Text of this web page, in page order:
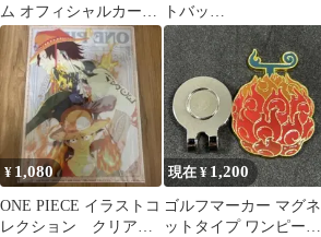
ム オフィシャルカード
スリーブ サボ
トバッ
グ “HEROES” サボ
¥ 1,080
ONE PIECE イラストコ
レクション クリアフ
現在 ¥1,200
ゴルフマーカー マグネ
ットタイプ ワンピース